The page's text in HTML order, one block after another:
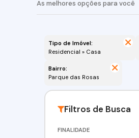
Tipo de Imóvel:
Residencial » Casa
Bairro:
Parque das Rosas
FINALIDADE